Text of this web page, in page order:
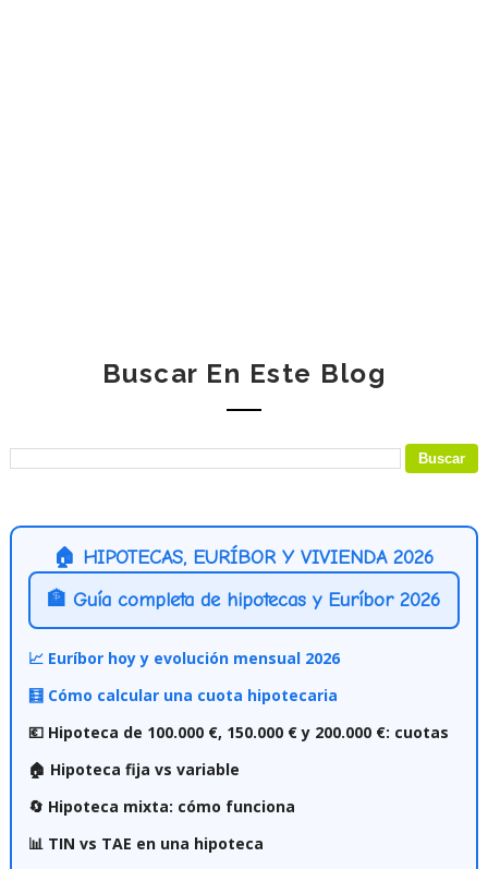
Buscar En Este Blog
🏠 HIPOTECAS, EURÍBOR Y VIVIENDA 2026
🏦 Guía completa de hipotecas y Euríbor 2026
📈 Euríbor hoy y evolución mensual 2026
🧮 Cómo calcular una cuota hipotecaria
💶 Hipoteca de 100.000 €, 150.000 € y 200.000 €: cuotas
🏠 Hipoteca fija vs variable
🔄 Hipoteca mixta: cómo funciona
📊 TIN vs TAE en una hipoteca